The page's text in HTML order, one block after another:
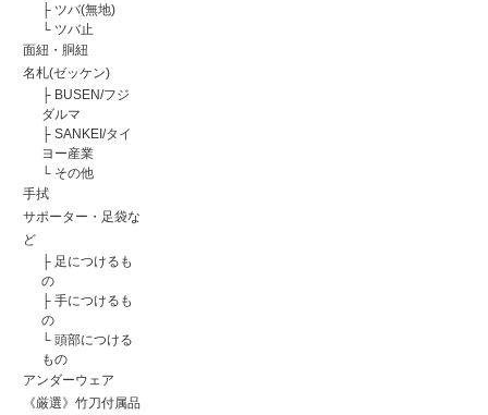
├ ツバ(無地)
└ ツバ止
面紐・胴紐
名札(ゼッケン)
├ BUSEN/フジ
ダルマ
├ SANKEI/タイ
ヨー産業
└ その他
手拭
サポーター・足袋な
ど
├ 足につけるも
の
├ 手につけるも
の
└ 頭部につける
もの
アンダーウェア
《厳選》竹刀付属品